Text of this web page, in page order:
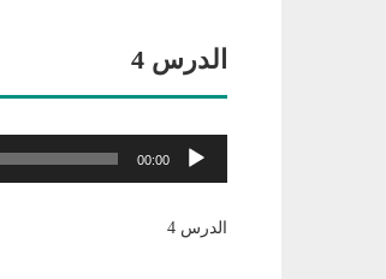
الدرس 4
مشغل
الصوت
00:00
الدرس 4